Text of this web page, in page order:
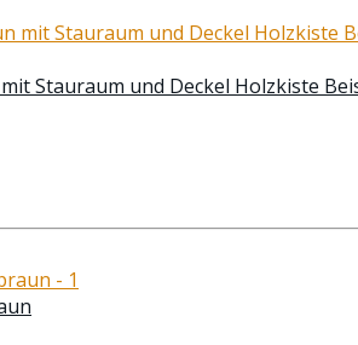
Stauraum und Deckel Holzkiste